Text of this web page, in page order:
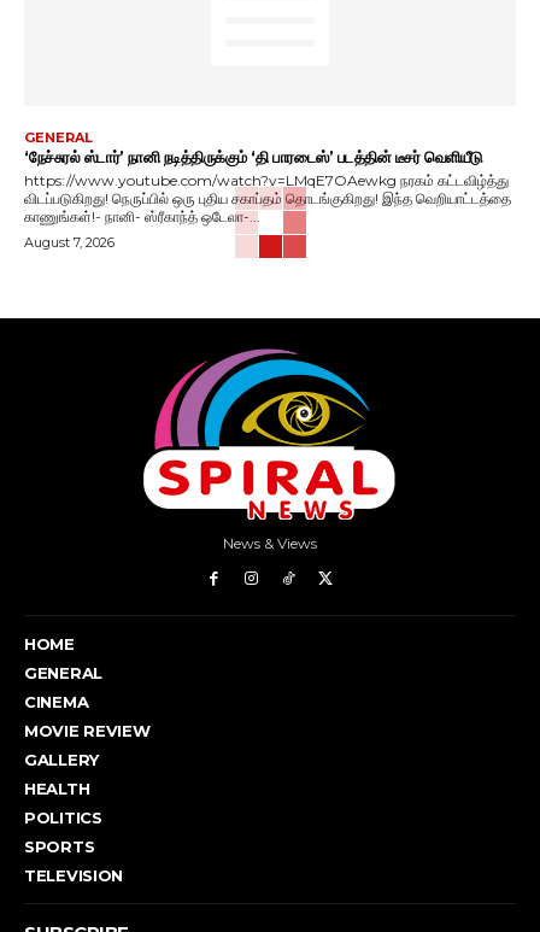
GENERAL
‘நேச்சுரல் ஸ்டார்’ நானி நடித்திருக்கும் ‘தி பாரடைஸ்’ படத்தின் டீசர் வெளியீடு
https://www.youtube.com/watch?v=LMqE7OAewkg நரகம் கட்டவிழ்த்து
விடப்படுகிறது! நெருப்பில் ஒரு புதிய சகாப்தம் தொடங்குகிறது! இந்த வெறியாட்டத்தை
காணுங்கள்!- நானி- ஸ்ரீகாந்த் ஒடேலா-...
August 7, 2026
News & Views
HOME
GENERAL
CINEMA
MOVIE REVIEW
GALLERY
HEALTH
POLITICS
SPORTS
TELEVISION